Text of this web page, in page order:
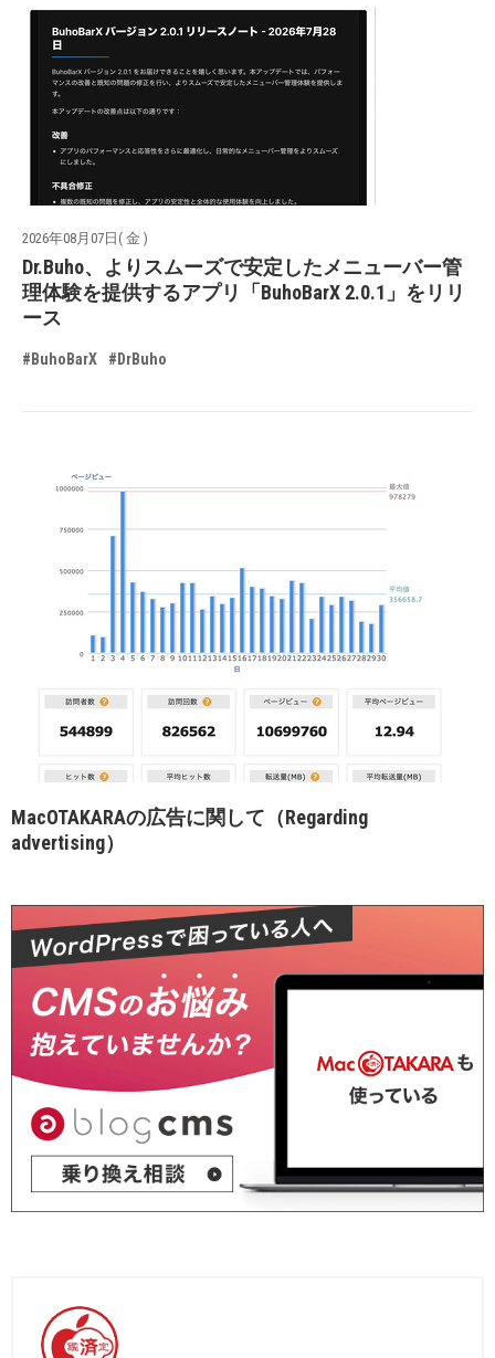
2026年08月07日( 金 )
Dr.Buho、よりスムーズで安定したメニューバー管
理体験を提供するアプリ「BuhoBarX 2.0.1」をリリ
ース
#BuhoBarX #DrBuho
MacOTAKARAの広告に関して（Regarding
advertising）